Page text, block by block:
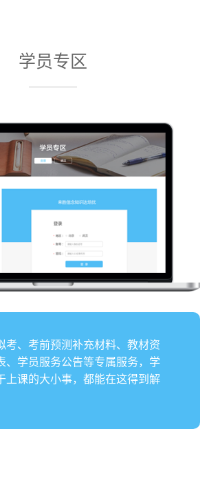
学员专区
考、考前预测补充材料、教材资
、学员服务公告等专属服务，学
上课的大小事，都能在这得到解